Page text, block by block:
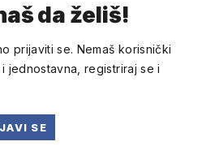
da želiš!
prijaviti se. Nemaš korisnički
jednostavna, registriraj se i
SE